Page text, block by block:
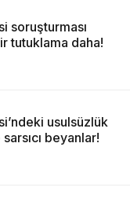
soruşturması
tutuklama daha!
usulsüzlük
beyanlar!